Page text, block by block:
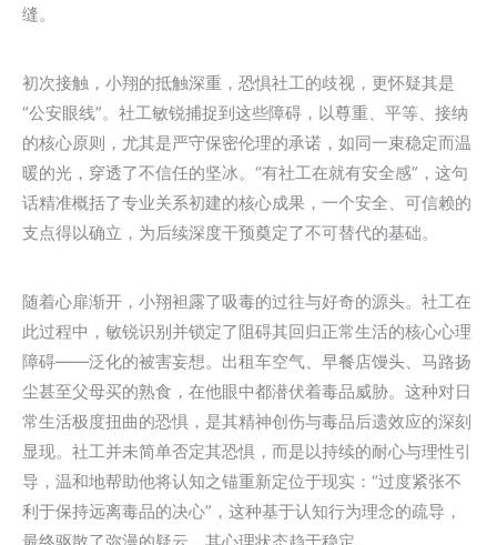
缝。
初次接触，小翔的抵触深重，恐惧社工的歧视，更怀疑其是
“公安眼线”。社工敏锐捕捉到这些障碍，以尊重、平等、接纳
的核心原则，尤其是严守保密伦理的承诺，如同一束稳定而温
暖的光，穿透了不信任的坚冰。“有社工在就有安全感”，这句
话精准概括了专业关系初建的核心成果，一个安全、可信赖的
支点得以确立，为后续深度干预奠定了不可替代的基础。
随着心扉渐开，小翔袒露了吸毒的过往与好奇的源头。社工在
此过程中，敏锐识别并锁定了阻碍其回归正常生活的核心心理
障碍——泛化的被害妄想。出租车空气、早餐店馒头、马路扬
尘甚至父母买的熟食，在他眼中都潜伏着毒品威胁。这种对日
常生活极度扭曲的恐惧，是其精神创伤与毒品后遗效应的深刻
显现。社工并未简单否定其恐惧，而是以持续的耐心与理性引
导，温和地帮助他将认知之锚重新定位于现实：“过度紧张不
利于保持远离毒品的决心”，这种基于认知行为理念的疏导，